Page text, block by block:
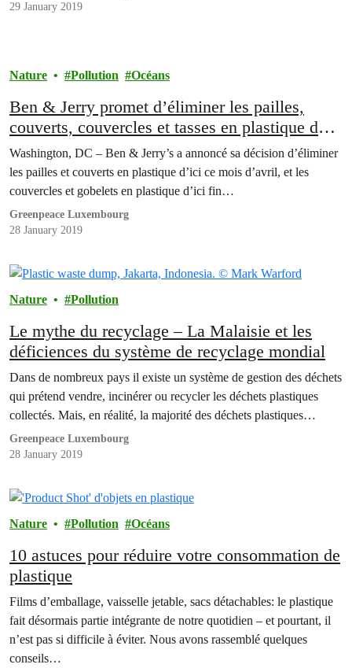
29 January 2019
Nature Pollution Océans
Ben & Jerry promet d’éliminer les pailles,
couverts, couvercles et tasses en plastique dans
ses magasins Scoop du monde entier
Washington, DC – Ben & Jerry’s a annoncé sa décision d’éliminer
les pailles et couverts en plastique d’ici ce mois d’avril, et les
couvercles et gobelets en plastique d’ici fin…
Greenpeace Luxembourg
28 January 2019
Nature Pollution
Le mythe du recyclage – La Malaisie et les
déficiences du système de recyclage mondial
Dans de nombreux pays il existe un système de gestion des déchets
qui prétend vendre, incinérer ou recycler les déchets plastiques
collectés. Mais, en réalité, la majorité des déchets plastiques…
Greenpeace Luxembourg
28 January 2019
Nature Pollution Océans
10 astuces pour réduire votre consommation de
plastique
Films d’emballage, vaisselle jetable, sacs détachables: le plastique
fait désormais partie intégrante de notre quotidien – et pourtant, il
n’est pas si difficile à éviter. Nous avons rassemblé quelques
conseils…